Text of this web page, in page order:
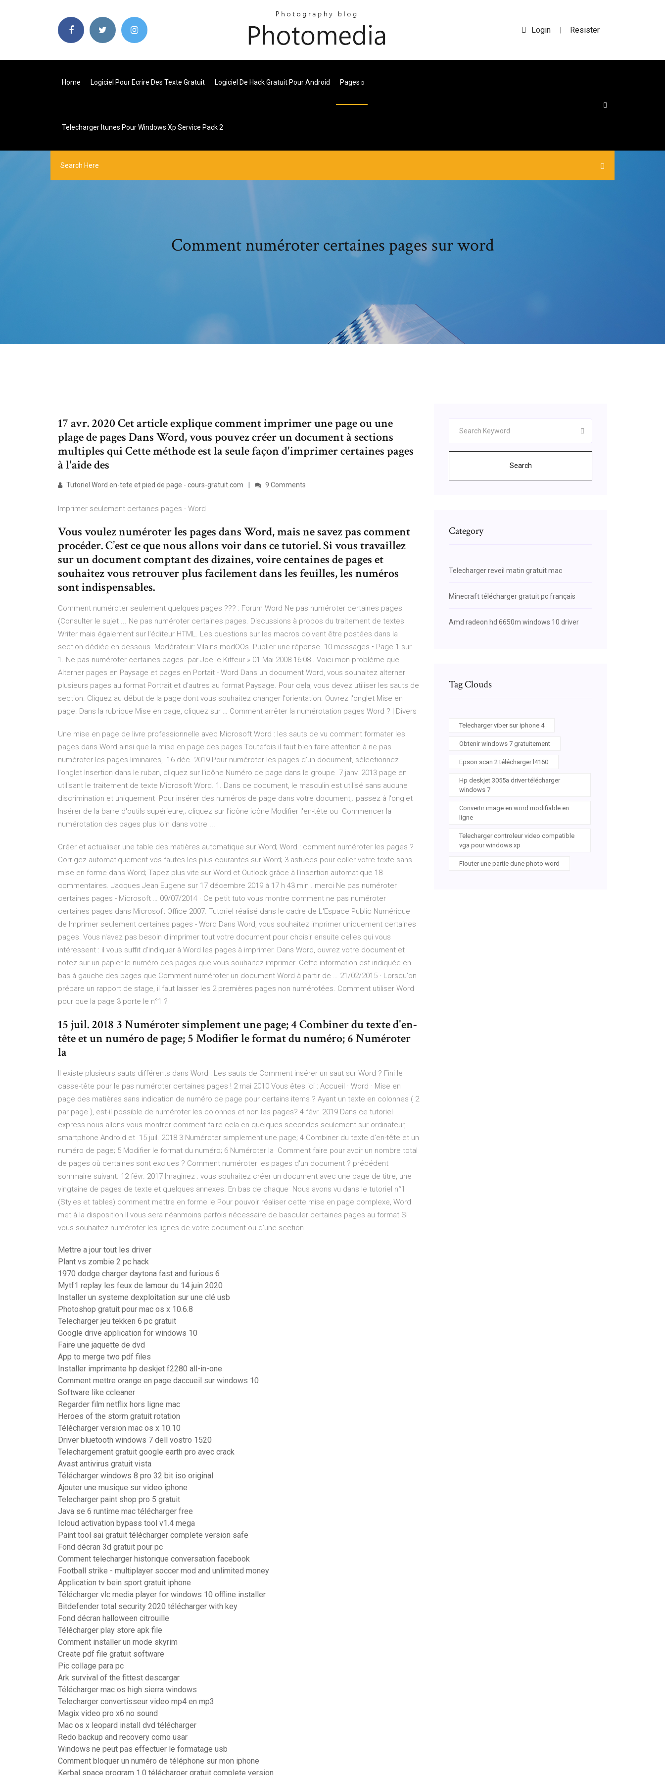
Login | Resister
Home Logiciel Pour Ecrire Des Texte Gratuit Logiciel De Hack Gratuit Pour Android Pages
Telecharger Itunes Pour Windows Xp Service Pack 2
Comment numéroter certaines pages sur word
17 avr. 2020 Cet article explique comment imprimer une page ou une
plage de pages Dans Word, vous pouvez créer un document à sections
multiples qui Cette méthode est la seule façon d'imprimer certaines pages
à l'aide des
Tutoriel Word en-tete et pied de page - cours-gratuit.com 9 Comments
Imprimer seulement certaines pages - Word
Vous voulez numéroter les pages dans Word, mais ne savez pas comment
procéder. C’est ce que nous allons voir dans ce tutoriel. Si vous travaillez
sur un document comptant des dizaines, voire centaines de pages et
souhaitez vous retrouver plus facilement dans les feuilles, les numéros
sont indispensables.
Comment numéroter seulement quelques pages ??? : Forum Word Ne pas numéroter certaines pages
(Consulter le sujet ... Ne pas numéroter certaines pages. Discussions à propos du traitement de textes
Writer mais également sur l'éditeur HTML. Les questions sur les macros doivent être postées dans la
section dédiée en dessous. Modérateur: Vilains modOOs. Publier une réponse. 10 messages • Page 1 sur
1. Ne pas numéroter certaines pages. par Joe le Kiffeur » 01 Mai 2008 16:08 . Voici mon problème que
Alterner pages en Paysage et pages en Portait - Word Dans un document Word, vous souhaitez alterner
plusieurs pages au format Portrait et d'autres au format Paysage. Pour cela, vous devez utiliser les sauts de
section. Cliquez au début de la page dont vous souhaitez changer l'orientation. Ouvrez l'onglet Mise en
page. Dans la rubrique Mise en page, cliquez sur … Comment arrêter la numérotation pages Word ? | Divers
Une mise en page de livre professionnelle avec Microsoft Word : les sauts de vu comment formater les
pages dans Word ainsi que la mise en page des pages Toutefois il faut bien faire attention à ne pas
numéroter les pages liminaires, 16 déc. 2019 Pour numéroter les pages d'un document, sélectionnez
l'onglet Insertion dans le ruban, cliquez sur l'icône Numéro de page dans le groupe 7 janv. 2013 page en
utilisant le traitement de texte Microsoft Word. 1. Dans ce document, le masculin est utilisé sans aucune
discrimination et uniquement Pour insérer des numéros de page dans votre document,. passez à l'onglet
Insérer de la barre d'outils supérieure,; cliquez sur l'icône icône Modifier l'en-tête ou Commencer la
numérotation des pages plus loin dans votre ...
Créer et actualiser une table des matières automatique sur Word; Word : comment numéroter les pages ?
Corrigez automatiquement vos fautes les plus courantes sur Word; 3 astuces pour coller votre texte sans
mise en forme dans Word; Tapez plus vite sur Word et Outlook grâce à l’insertion automatique 18
commentaires. Jacques Jean Eugene sur 17 décembre 2019 à 17 h 43 min . merci Ne pas numéroter
certaines pages - Microsoft … 09/07/2014 · Ce petit tuto vous montre comment ne pas numéroter
certaines pages dans Microsoft Office 2007. Tutoriel réalisé dans le cadre de L'Espace Public Numérique
de Imprimer seulement certaines pages - Word Dans Word, vous souhaitez imprimer uniquement certaines
pages. Vous n'avez pas besoin d'imprimer tout votre document pour choisir ensuite celles qui vous
intéressent : il vous suffit d'indiquer à Word les pages à imprimer. Dans Word, ouvrez votre document et
notez sur un papier le numéro des pages que vous souhaitez imprimer. Cette information est indiquée en
bas à gauche des pages que Comment numéroter un document Word à partir de … 21/02/2015 · Lorsqu'on
prépare un rapport de stage, il faut laisser les 2 premières pages non numérotées. Comment utiliser Word
pour que la page 3 porte le n°1 ?
15 juil. 2018 3 Numéroter simplement une page; 4 Combiner du texte d'en-
tête et un numéro de page; 5 Modifier le format du numéro; 6 Numéroter
la
Il existe plusieurs sauts différents dans Word : Les sauts de Comment insérer un saut sur Word ? Fini le
casse-tête pour le pas numéroter certaines pages ! 2 mai 2010 Vous êtes ici : Accueil · Word · Mise en
page des matières sans indication de numéro de page pour certains items ? Ayant un texte en colonnes ( 2
par page ), est-il possible de numéroter les colonnes et non les pages? 4 févr. 2019 Dans ce tutoriel
express nous allons vous montrer comment faire cela en quelques secondes seulement sur ordinateur,
smartphone Android et 15 juil. 2018 3 Numéroter simplement une page; 4 Combiner du texte d'en-tête et un
numéro de page; 5 Modifier le format du numéro; 6 Numéroter la Comment faire pour avoir un nombre total
de pages où certaines sont exclues ? Comment numéroter les pages d'un document ? précédent
sommaire suivant. 12 févr. 2017 Imaginez : vous souhaitez créer un document avec une page de titre, une
vingtaine de pages de texte et quelques annexes. En bas de chaque Nous avons vu dans le tutoriel n°1
(Styles et tables) comment mettre en forme le Pour pouvoir réaliser cette mise en page complexe, Word
met à la disposition Il vous sera néanmoins parfois nécessaire de basculer certaines pages au format Si
vous souhaitez numéroter les lignes de votre document ou d'une section
Mettre a jour tout les driver
Plant vs zombie 2 pc hack
1970 dodge charger daytona fast and furious 6
Mytf1 replay les feux de lamour du 14 juin 2020
Installer un systeme dexploitation sur une clé usb
Photoshop gratuit pour mac os x 10.6.8
Telecharger jeu tekken 6 pc gratuit
Google drive application for windows 10
Faire une jaquette de dvd
App to merge two pdf files
Installer imprimante hp deskjet f2280 all-in-one
Comment mettre orange en page daccueil sur windows 10
Software like ccleaner
Regarder film netflix hors ligne mac
Heroes of the storm gratuit rotation
Télécharger version mac os x 10.10
Driver bluetooth windows 7 dell vostro 1520
Telechargement gratuit google earth pro avec crack
Avast antivirus gratuit vista
Télécharger windows 8 pro 32 bit iso original
Ajouter une musique sur video iphone
Telecharger paint shop pro 5 gratuit
Java se 6 runtime mac télécharger free
Icloud activation bypass tool v1.4 mega
Paint tool sai gratuit télécharger complete version safe
Fond décran 3d gratuit pour pc
Comment telecharger historique conversation facebook
Football strike - multiplayer soccer mod and unlimited money
Application tv bein sport gratuit iphone
Télécharger vlc media player for windows 10 offline installer
Bitdefender total security 2020 télécharger with key
Fond décran halloween citrouille
Télécharger play store apk file
Comment installer un mode skyrim
Create pdf file gratuit software
Pic collage para pc
Ark survival of the fittest descargar
Télécharger mac os high sierra windows
Telecharger convertisseur video mp4 en mp3
Magix video pro x6 no sound
Mac os x leopard install dvd télécharger
Redo backup and recovery como usar
Windows ne peut pas effectuer le formatage usb
Comment bloquer un numéro de téléphone sur mon iphone
Kerbal space program 1.0 télécharger gratuit complete version
Search
Category
Telecharger reveil matin gratuit mac
Minecraft télécharger gratuit pc français
Amd radeon hd 6650m windows 10 driver
Tag Clouds
Telecharger viber sur iphone 4
Obtenir windows 7 gratuitement
Epson scan 2 télécharger l4160
Hp deskjet 3055a driver télécharger
windows 7
Convertir image en word modifiable en
ligne
Telecharger controleur video compatible
vga pour windows xp
Flouter une partie dune photo word